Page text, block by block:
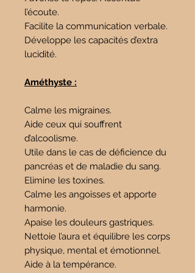
l’écoute.
Facilite la communication verbale.
Développe les capacités d’extra
lucidité.
Améthyste :
Calme les migraines.
Aide ceux qui souffrent
d’alcoolisme.
Utile dans le cas de déficience du
pancréas et de maladie du sang.
Elimine les toxines.
Calme les angoisses et apporte
harmonie.
Apaise les douleurs gastriques.
Nettoie l’aura et équilibre les corps
physique, mental et émotionnel.
Aide à la tempérance.